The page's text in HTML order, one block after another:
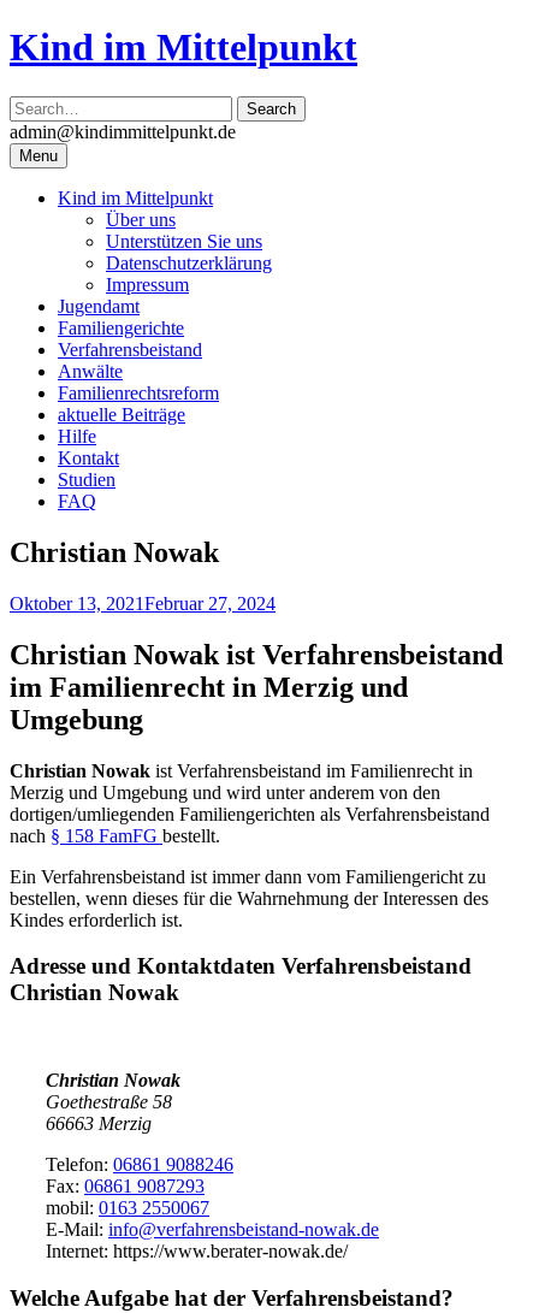
Skip
to
Kind im Mittelpunkt
admin@kindimmittelpunkt.de
Menu
Kind im Mittelpunkt
Über uns
Unterstützen Sie uns
Datenschutzerklärung
Impressum
Jugendamt
Familiengerichte
Verfahrensbeistand
Anwälte
Familienrechtsreform
aktuelle Beiträge
Hilfe
Kontakt
Studien
FAQ
Christian Nowak
Oktober 13, 2021Februar 27, 2024
Christian Nowak ist Verfahrensbeistand
im Familienrecht in Merzig und
Umgebung
Christian Nowak ist Verfahrensbeistand im Familienrecht in
Merzig und Umgebung und wird unter anderem von den
dortigen/umliegenden Familiengerichten als Verfahrensbeistand
nach § 158 FamFG bestellt.
Ein Verfahrensbeistand ist immer dann vom Familiengericht zu
bestellen, wenn dieses für die Wahrnehmung der Interessen des
Kindes erforderlich ist.
Adresse und Kontaktdaten Verfahrensbeistand
Christian Nowak
Christian Nowak
Goethestraße 58
66663 Merzig
Telefon: 06861 9088246
Fax: 06861 9087293
mobil: 0163 2550067
E-Mail: info@verfahrensbeistand-nowak.de
Internet: https://www.berater-nowak.de/
Welche Aufgabe hat der Verfahrensbeistand?